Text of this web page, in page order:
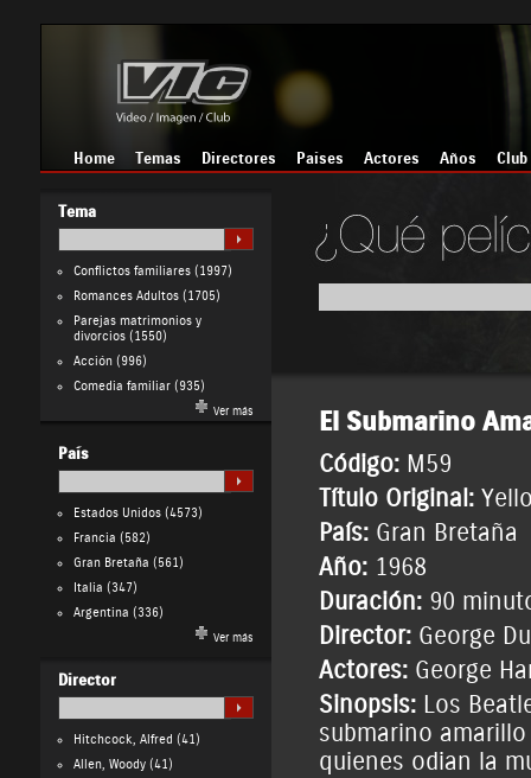
Home Temas Directores Países Actores Años Club
Tema
Conflictos familiares(1997)
Romances Adultos(1705)
Parejas matrimonios y
divorcios(1550)
Acción(996)
Comedia familiar(935)
Ver más
País
Estados Unidos(4573)
Francia (582)
Gran Bretaña (561)
Italia (347)
Argentina (336)
Ver más
Director
Hitchcock, Alfred (41)
Allen, Woody(41)
El Submarino
Código: M59
Título Original:
País: Gran Bretaña
Año: 1968
Duración: 90
Director: George
Actores: George
Sinopsis:Los
submarino
quienes odian la